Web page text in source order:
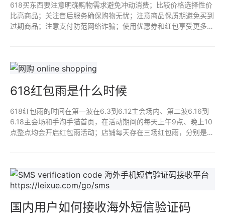
618买东西要注意明确购物需求避免冲动消费；比较价格选择性价
比高商品；关注售后服务确保购物无忧；注意商品保质期避免买到
过期商品；注意支付防范网络诈骗；使用优惠券和红包享受更多优
618红包雨是什么时候
618红包雨的时间在第一波在6.3到6.12主会场内、第二波6.16到
6.18主会场和手淘手猫首页，在活动期间的每天上午9点、晚上10
点整点均会开启红包雨活动；店铺每天存在三场红包雨，分别是十
国内用户如何接收海外短信验证码